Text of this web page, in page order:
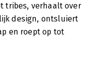
tribes, verhaalt over
design, ontsluiert
en roept op tot